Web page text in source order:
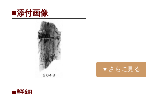
■添付画像
▼さらに見る